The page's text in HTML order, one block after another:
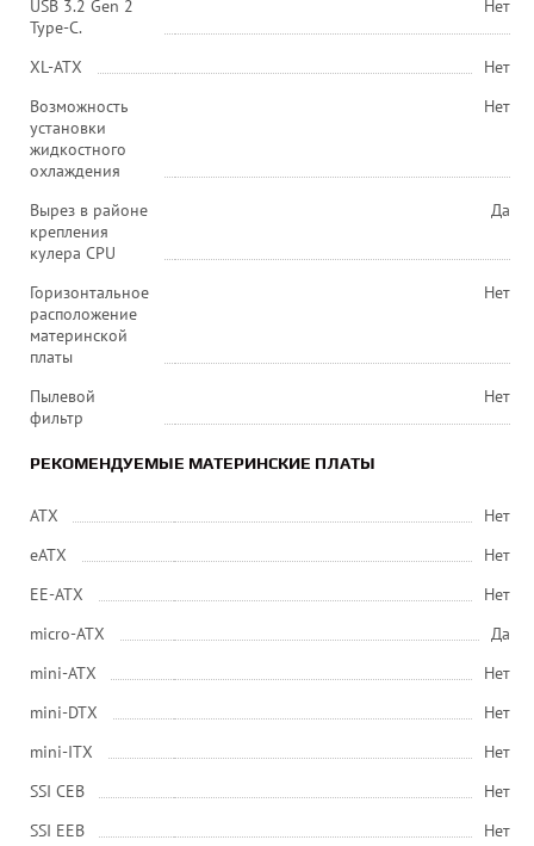
USB 3.2 Gen 2
Type-C.
Нет
XL-ATX
Нет
Возможность
установки
жидкостного
охлаждения
Нет
Вырез в районе
крепления
кулера CPU
Да
Горизонтальное
расположение
материнской
платы
Нет
Пылевой
фильтр
Нет
РЕКОМЕНДУЕМЫЕ МАТЕРИНСКИЕ ПЛАТЫ
ATX
Нет
eATX
Нет
EE-ATX
Нет
micro-ATX
Да
mini-ATX
Нет
mini-DTX
Нет
mini-ITX
Нет
SSI CEB
Нет
SSI EEB
Нет